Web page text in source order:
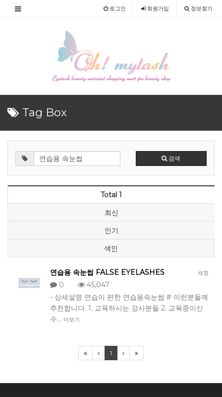
로그인 회원가입 정보찾기
Tag Box
검색
Total 1
최신
인기
색인
새창
연습용 속눈썹 FALSE EYELASHES
0
45,047
- 상세설명 연습이 편한 연습용속눈썹 # 이런분들께
추천합니다. 1. 교육하시는 강사분들 2. 교육중이신
수… 더보기
1